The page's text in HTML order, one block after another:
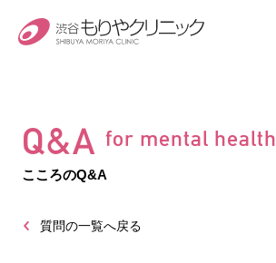
Q&Afor mental health
こころのQ&A
質問の一覧へ戻る